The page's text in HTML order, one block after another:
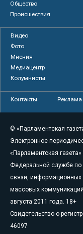
Общество
Происшествия
Видео
Фото
Мнения
Медиацентр
Колумнисты
Контакты Реклама
© «Парламентская
Электронное
«Парламентская
Федеральной службе по
связи, информационных
массовых
августа 2011 года. 18+
Свидетельство о
46097